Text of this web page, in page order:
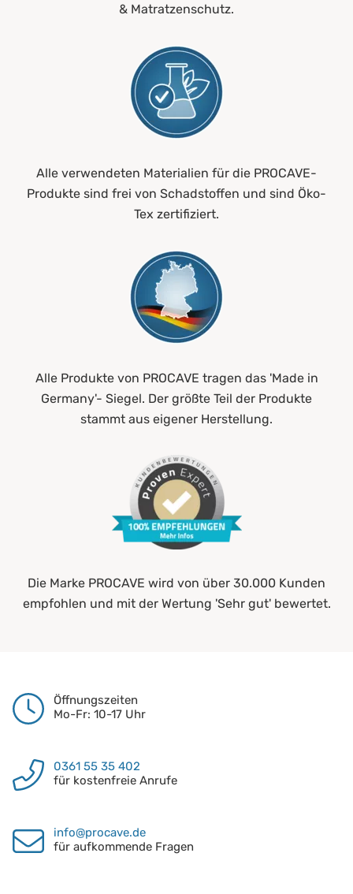
& Matratzenschutz.
Alle verwendeten Materialien für die PROCAVE-
Produkte sind frei von Schadstoffen und sind Öko-
Tex zertifiziert.
Alle Produkte von PROCAVE tragen das 'Made in
Germany'- Siegel. Der größte Teil der Produkte
stammt aus eigener Herstellung.
Die Marke PROCAVE wird von über 30.000 Kunden
empfohlen und mit der Wertung 'Sehr gut' bewertet.
Öffnungszeiten
Mo-Fr: 10-17 Uhr
0361 55 35 402
für kostenfreie Anrufe
info@procave.de
für aufkommende Fragen